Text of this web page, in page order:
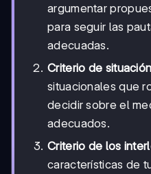
argumentar
para seguir las
adecuadas.
Criterio de situación
situacionales que
decidir sobre el
adecuados.
Criterio de los
características de